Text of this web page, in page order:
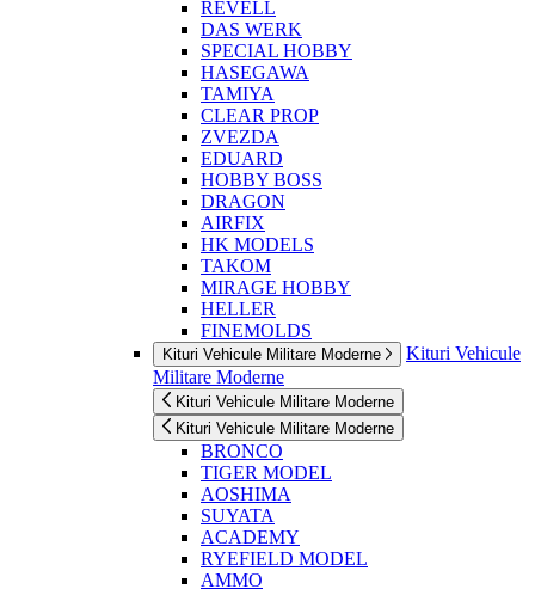
REVELL
DAS WERK
SPECIAL HOBBY
HASEGAWA
TAMIYA
CLEAR PROP
ZVEZDA
EDUARD
HOBBY BOSS
DRAGON
AIRFIX
HK MODELS
TAKOM
MIRAGE HOBBY
HELLER
FINEMOLDS
Kituri Vehicule Militare Moderne
Kituri Vehicule
Militare Moderne
Kituri Vehicule Militare Moderne
Kituri Vehicule Militare Moderne
BRONCO
TIGER MODEL
AOSHIMA
SUYATA
ACADEMY
RYEFIELD MODEL
AMMO